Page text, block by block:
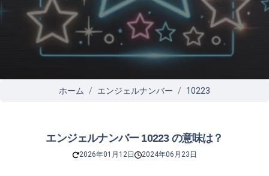
ホーム エンジェルナンバー 10223
エンジェルナンバー 10223 の意味は？
2026年01月12日 2024年06月23日